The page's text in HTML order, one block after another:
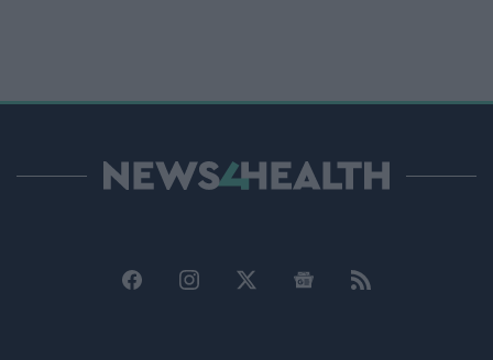
PET 07/08/2026 - 15:02
ΠΟΛΙΤΙΚΉ ΥΓΕΊΑΣ 07/08/2026 - 14:39